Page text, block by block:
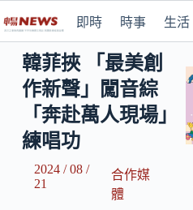
即時 時事 生活
韓菲挾 「最美創
作新聲」闖音綜
「奔赴萬人現場」
練唱功
2024 / 08 /
21
合作媒
體